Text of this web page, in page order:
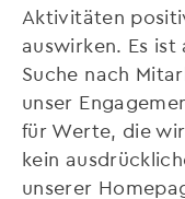
Aktivitäten
auswirken. Es ist
Suche nach
unser
für Werte, die
kein
unserer